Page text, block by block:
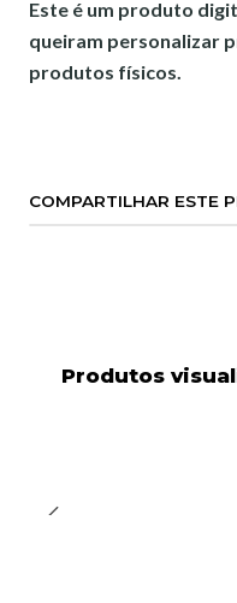
Este é um produto
queiram personalizar
produtos físicos.
COMPARTILHAR ESTE
Produtos